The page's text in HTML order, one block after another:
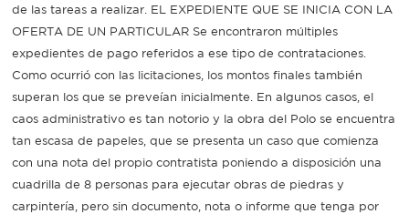
de las tareas a realizar. EL EXPEDIENTE QUE SE INICIA CON LA
OFERTA DE UN PARTICULAR Se encontraron múltiples
expedientes de pago referidos a ese tipo de contrataciones.
Como ocurrió con las licitaciones, los montos finales también
superan los que se preveían inicialmente. En algunos casos, el
caos administrativo es tan notorio y la obra del Polo se encuentra
tan escasa de papeles, que se presenta un caso que comienza
con una nota del propio contratista poniendo a disposición una
cuadrilla de 8 personas para ejecutar obras de piedras y
carpintería, pero sin documento, nota o informe que tenga por